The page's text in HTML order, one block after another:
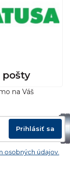
pošty
na Váš
Prihlásiť sa
osobných údajov.